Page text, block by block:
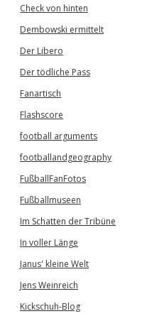
Check von hinten
Dembowski ermittelt
Der Libero
Der tödliche Pass
Fanartisch
Flashscore
football arguments
footballandgeography
FußballFanFotos
Fußballmuseen
Im Schatten der Tribüne
In voller Länge
Janus' kleine Welt
Jens Weinreich
Kickschuh-Blog